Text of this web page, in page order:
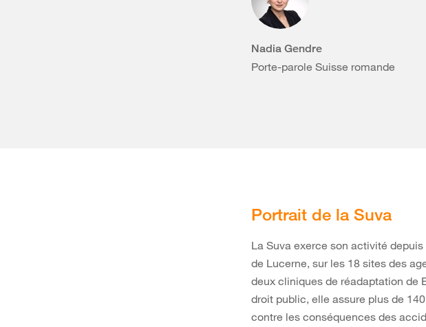
Nadia Gendre
Porte-parole Suisse romande
Portrait de la Suva
La Suva exerce son activité
de Lucerne, sur les 18 sites des
deux cliniques de réadaptation de
droit public, elle assure plus de
contre les conséquences des